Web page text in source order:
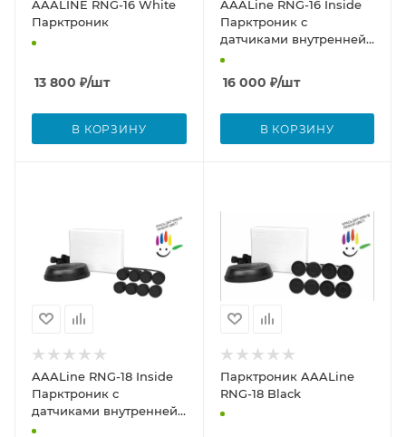
AAALINE RNG-16 White
Парктроник
13 800 ₽/шт
В КОРЗИНУ
AAALine RNG-16 Inside
Парктроник с
датчиками внутренней
установки
16 000 ₽/шт
В КОРЗИНУ
AAALine RNG-18 Inside
Парктроник с
датчиками внутренней
установки
Парктроник AAALine
RNG-18 Black